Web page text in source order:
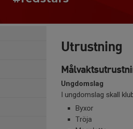
Utrustning
Ungdomslag
I ungdomslag skall
Byxor
Tröja